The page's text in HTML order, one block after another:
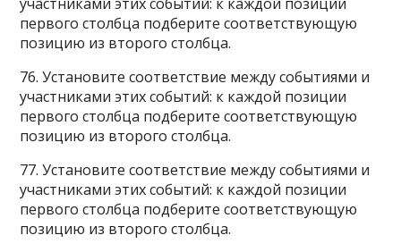
первого столбца подберите соответствующую
позицию из второго столбца.
76. Установите соответствие между событиями и
участниками этих событий: к каждой позиции
первого столбца подберите соответствующую
позицию из второго столбца.
77. Установите соответствие между событиями и
участниками этих событий: к каждой позиции
первого столбца подберите соответствующую
позицию из второго столбца.